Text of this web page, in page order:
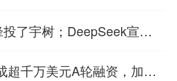
了宇树；DeepSeek宣布
超千万美元A轮融资，加速